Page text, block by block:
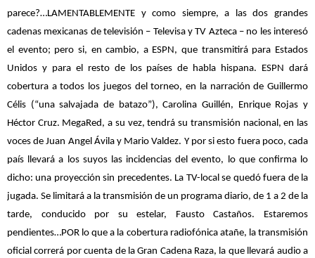
parece?…LAMENTABLEMENTE y como siempre, a las dos grandes
cadenas mexicanas de televisión – Televisa y TV Azteca – no les interesó
el evento; pero si, en cambio, a ESPN, que transmitirá para Estados
Unidos y para el resto de los países de habla hispana. ESPN dará
cobertura a todos los juegos del torneo, en la narración de Guillermo
Célis (“una salvajada de batazo”), Carolina Guillén, Enrique Rojas y
Héctor Cruz. MegaRed, a su vez, tendrá su transmisión nacional, en las
voces de Juan Angel Ávila y Mario Valdez. Y por si esto fuera poco, cada
país llevará a los suyos las incidencias del evento, lo que confirma lo
dicho: una proyección sin precedentes. La TV-local se quedó fuera de la
jugada. Se limitará a la transmisión de un programa diario, de 1 a 2 de la
tarde, conducido por su estelar, Fausto Castaños. Estaremos
pendientes…POR lo que a la cobertura radiofónica atañe, la transmisión
oficial correrá por cuenta de la Gran Cadena Raza, la que llevará audio a